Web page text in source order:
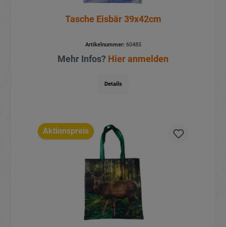
Tasche Eisbär 39x42cm
Artikelnummer:60485
Mehr Infos? Hier anmelden
Details
Aktionspreis